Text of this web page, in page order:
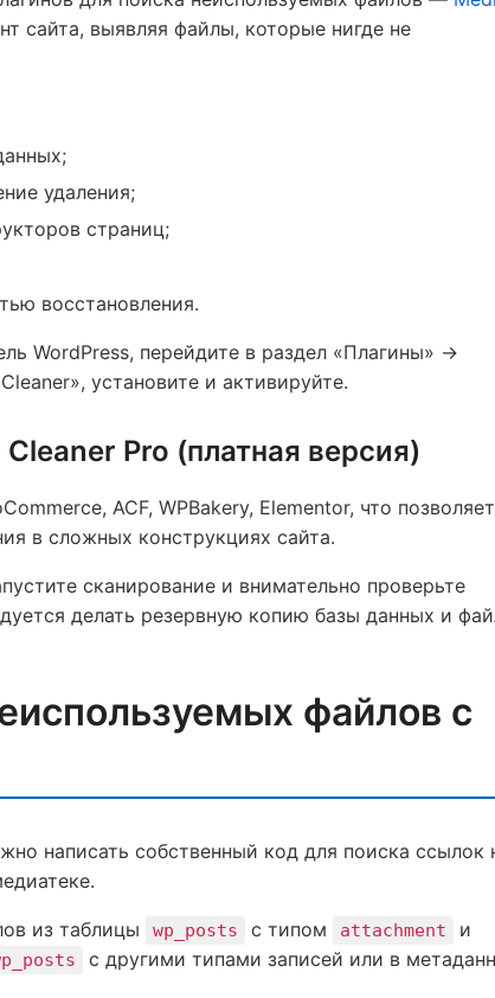
сайта, выявляя файлы, которые нигде не
удаления;
страниц;
восстановления.
WordPress, перейдите в раздел «Плагины» →
установите и активируйте.
Pro (платная версия)
ACF, WPBakery, Elementor, что позволяет
в сложных конструкциях сайта.
сканирование и внимательно проверьте
делать резервную копию базы данных и
файлов с
написать собственный код для поиска ссылок
из таблицы wp_posts с типом attachment
и
с другими типами записей или в